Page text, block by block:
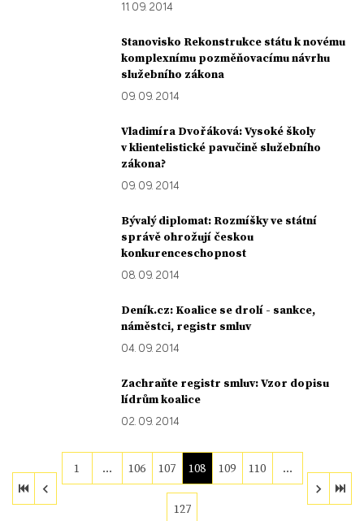
11. 09. 2014
Stanovisko Rekonstrukce státu k novému
komplexnímu pozměňovacímu návrhu
služebního zákona
09. 09. 2014
Vladimíra Dvořáková: Vysoké školy
v klientelistické pavučině služebního
zákona?
09. 09. 2014
Bývalý diplomat: Rozmíšky ve státní
správě ohrožují českou
konkurenceschopnost
08. 09. 2014
Deník.cz: Koalice se drolí - sankce,
náměstci, registr smluv
04. 09. 2014
Zachraňte registr smluv: Vzor dopisu
lídrům koalice
02. 09. 2014
1 … 106 107 108 109 110 …
127